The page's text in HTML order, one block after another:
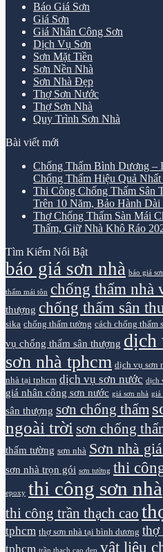
Báo Giá Sơn
Giá Sơn
Giá Nhân Công Sơn
Dịch Vụ Sơn
Sơn Mặt Tiền
Sơn Nền Nhà
Sơn Nhà Đẹp
Thợ Sơn Nước
Thợ Sơn Nhà
Quy Trình Sơn Nhà
Bài viết mới
Chống Thấm Bình Dương –
Chống Thấm Hiệu Quả
Thi Công Chống Thấm Sân
Trên 10 Năm, Bảo Hành Dài
Thợ Chống Thấm Sàn Mái
Thấm, Giữ Nhà Khô Ráo
Tìm Kiếm Nổi Bật
báo giá sơn nhà báo giá
thấm mái tôn chống thấm nhà
thượng chống thấm sân
sika chống thấm tường cách chống thấm
vụ chống thấm sân thượng dịch
sơn nhà tphcm dịch vụ sơn
nhà tại tphcm dịch vụ sơn nước dịch
giá nhân công sơn nước giá sơn nhà giá
sân thượng sơn chống thấm
ngoài trời sơn chống
thấm tường sơn nhà Sơn nhà
sơn nhà trọn gói sơn tường thi
epoxy thi công sơn nhà
thi công trần thạch cao
tphcm thợ sơn nhà tại bình dương thợ
tphcm trần thạch cao đẹp vật liệu